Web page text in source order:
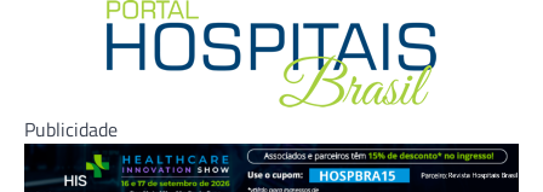
Publicidade